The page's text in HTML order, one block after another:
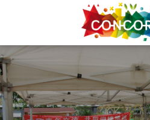
Panneau de gestion des cookies